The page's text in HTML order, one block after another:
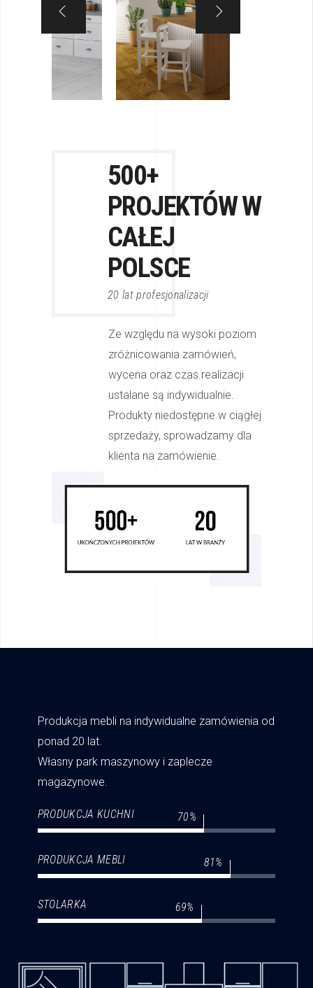
500+
PROJEKTÓWW
CAŁEJ
POLSCE
20 lat profesjonalizacji
Ze względu na wysoki poziom
zróżnicowania zamówień,
wycena oraz czas realizacji
ustalane są indywidualnie.
Produkty niedostępne w ciągłej
sprzedaży, sprowadzamy dla
klienta na zamówienie.
Produkcja mebli na indywidualne zamówienia od
ponad 20 lat.
Własny park maszynowy i zaplecze
magazynowe.
PRODUKCJA KUCHNI 70
PRODUKCJA MEBLI 81
STOLARKA 69